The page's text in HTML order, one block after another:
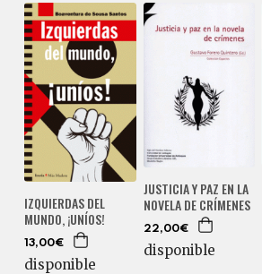
IZQUIERDAS DEL
MUNDO, ¡UNÍOS!
13,00€
disponible
JUSTICIA Y PAZ EN LA
NOVELA DE CRÍMENES
22,00€
disponible